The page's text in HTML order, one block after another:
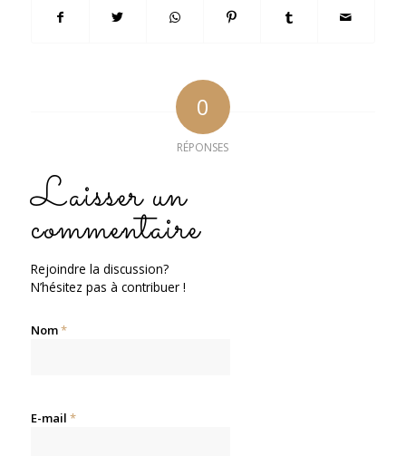
0
RÉPONSES
Laisser un
commentaire
Rejoindre la discussion?
N’hésitez pas à contribuer !
Nom*
E-mail *